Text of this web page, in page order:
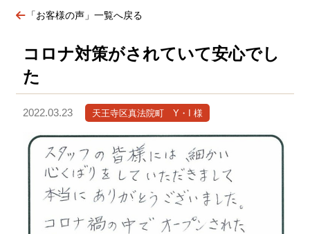
「お客様の声」一覧へ戻る
コロナ対策がされていて安心でし
た
2022.03.23 天王寺区真法院町 Y・I 様